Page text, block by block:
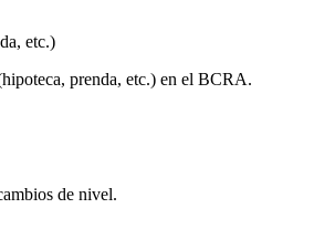
etc.)
prenda, etc.) en el BCRA.
de nivel.